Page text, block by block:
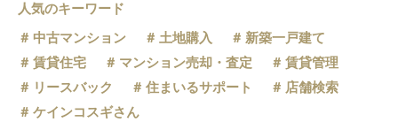
人気のキーワード
中古マンション
土地購入
新築一戸建て
賃貸住宅
マンション売却・査定
賃貸管理
リースバック
住まいるサポート
店舗検索
ケインコスギさん